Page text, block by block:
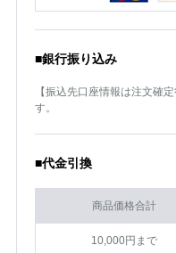
■銀行振り込み
【振込先口座情報は注文確
す。
■代金引換
商品価格合計
10,000円まで